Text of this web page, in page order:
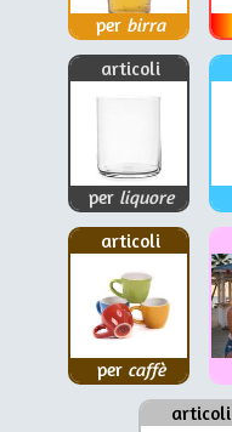
per birra
articoli
per liquore
articoli
per caffè
articoli